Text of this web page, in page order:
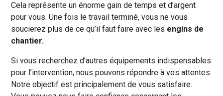
Cela représente un énorme gain de temps et d’argent
pour vous. Une fois le travail terminé, vous ne vous
soucierez plus de ce qu’il faut faire avec les engins de
chantier.
Si vous recherchez d’autres équipements indispensables
pour l’intervention, nous pouvons répondre à vos attentes.
Notre objectif est principalement de vous satisfaire.